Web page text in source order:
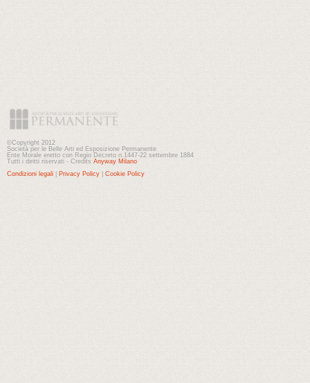
©Copyright 2012
Società per le Belle Arti ed Esposizione Permanente
Ente Morale eretto con Regio Decreto n.1447-22 settembre 1884
Tutti i diritti riservati - Credits Anyway Milano
Condizioni legali
Privacy Policy Cookie Policy